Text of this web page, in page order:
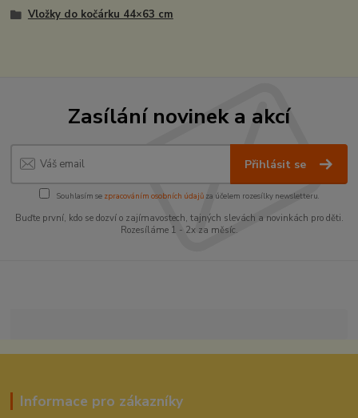
Vložky do kočárku 44×63 cm
Zasílání novinek a akcí
Přihlásit se
Souhlasím se zpracováním osobních údajůza účelem rozesílky newsletteru.
Buďte první, kdo se dozví o zajímavostech, tajných slevách a novinkách pro děti.
Rozesíláme 1 - 2x za měsíc.
Informace pro zákazníky